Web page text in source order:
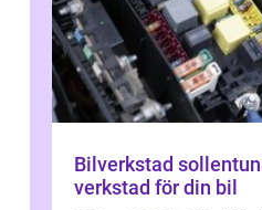
Bilverkstad sollentuna så väljer du
verkstad för din bil